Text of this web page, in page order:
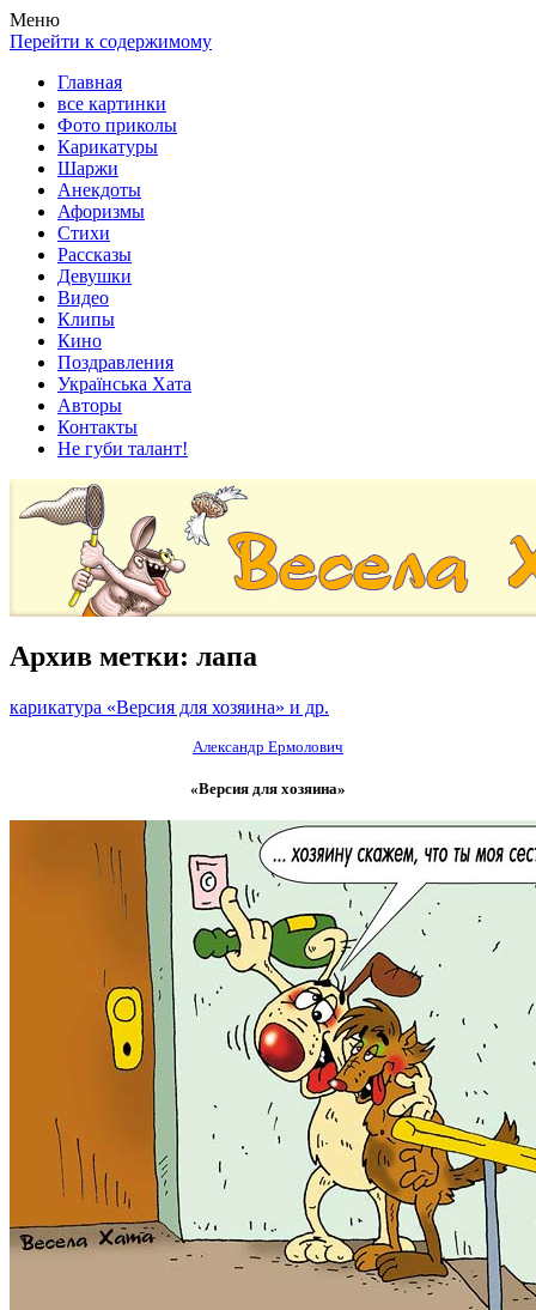
Весела хата — прикольные картинки, смешные истории,
клипы!
Покажем всем ваши фото приколы, карикатуры, шаржи, стихи,
рассказы, видео и песни!
Меню
Перейти к содержимому
Главная
все картинки
Фото приколы
Карикатуры
Шаржи
Анекдоты
Афоризмы
Стихи
Рассказы
Девушки
Видео
Клипы
Кино
Поздравления
Українська Хата
Авторы
Контакты
Не губи талант!
Архив метки: лапа
карикатура «Версия для хозяина» и др.
Александр Ермолович
«Версия для хозяина»